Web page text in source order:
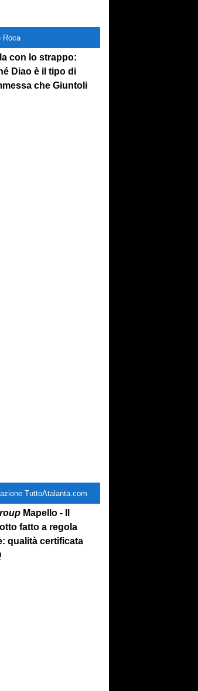
Roca
con lo strappo:
Diao è il tipo di
che Giuntoli
TuttoAtalanta.com
Mapello - Il
fatto a regola
qualità certificata